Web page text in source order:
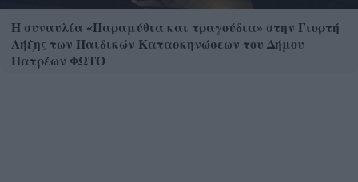
Η συναυλία «Παραμύθια και τραγούδια» στην Γιορτή
Λήξης των Παιδικών Κατασκηνώσεων του Δήμου
Πατρέων ΦΩΤΟ